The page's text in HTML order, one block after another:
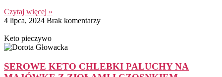
Czytaj więcej »
4 lipca, 2024 Brak komentarzy
Keto pieczywo
SEROWE KETO CHLEBKI PALUCHY NA